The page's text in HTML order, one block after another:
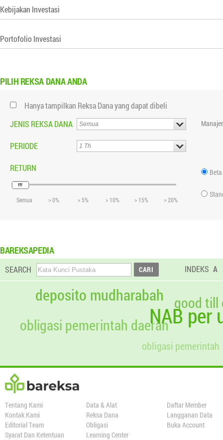
Kebijakan Investasi
Portofolio Investasi
PILIH REKSA DANA ANDA
Hanya tampilkan Reksa Dana yang dapat dibeli
JENIS REKSA DANA
PERIODE
RETURN
Semua > 0% > 5% > 10% > 15% > 20%
Beta
BAREKSAPEDIA
SEARCH INDEKS A
NAB per
deposito mudharabah
obligasi pemerintah
obligasi pemerintah daerah
good till
Tentang Kami
Kontak Kami
Editorial Team
Syarat Dan Ketentuan
Data & Alat
Reksa Dana
Obligasi
Learning Center
Daftar Member
Langganan Data
Buka Account